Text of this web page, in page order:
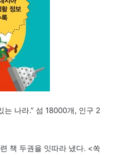
나라.” 섬 18000개, 인구 2
책 두권을 잇따라 냈다. <쏙